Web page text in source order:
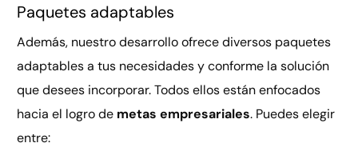
Paquetes adaptables
Además, nuestro desarrollo ofrece diversos paquetes
adaptables a tus necesidades y conforme la solución
que desees incorporar. Todos ellos están enfocados
hacia el logro de metas empresariales. Puedes elegir
entre: